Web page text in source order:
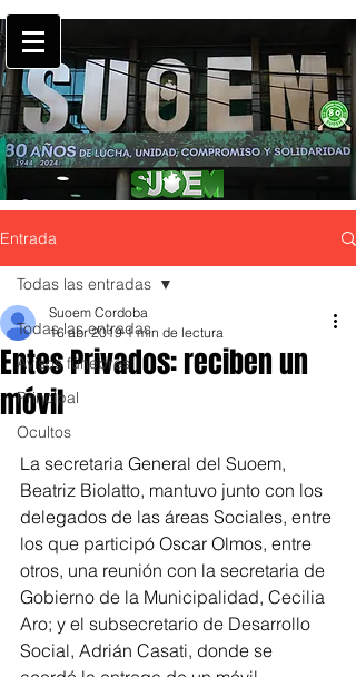
Entrada
Todas las entradas
Avisos fúnebres
Principal
Ocultos
Todas las entradas
Entes Privados: reciben un
móvil
Suoem Cordoba
16 abr 2019 1 min de lectura
La secretaria General del Suoem,
Beatriz Biolatto, mantuvo junto con los
delegados de las áreas Sociales, entre
los que participó Oscar Olmos, entre
otros, una reunión con la secretaria de
Gobierno de la Municipalidad, Cecilia
Aro; y el subsecretario de Desarrollo
Social, Adrián Casati, donde se